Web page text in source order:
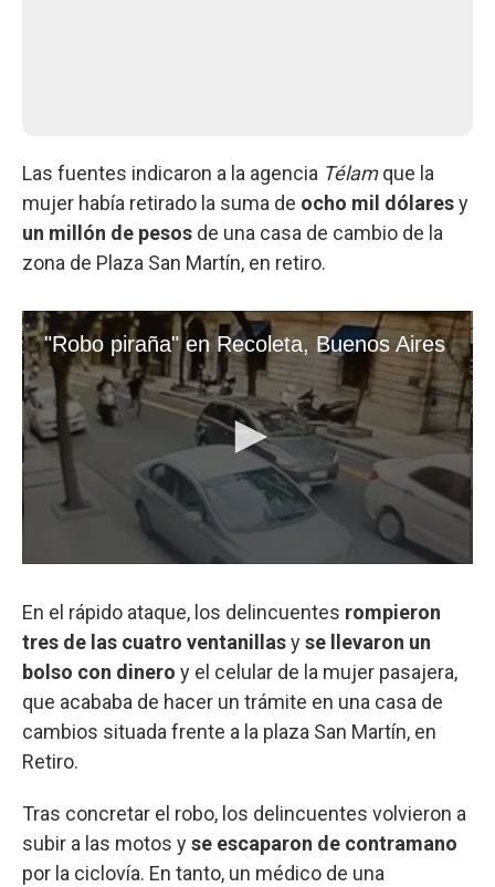
Las fuentes indicaron a la agencia Télamque la
mujer había retirado la suma de ocho mil dólaresy
un millón de pesos de una casa de cambio de la
zona de Plaza San Martín, en retiro.
En el rápido ataque, los delincuentes rompieron
tres de las cuatro ventanillasyse llevaron un
bolso con dinero y el celular de la mujer pasajera,
que acababa de hacer un trámite en una casa de
cambios situada frente a la plaza San Martín, en
Retiro.
Tras concretar el robo, los delincuentes volvieron a
subir a las motos yse escaparon de contramano
por la ciclovía. En tanto, un médico de una